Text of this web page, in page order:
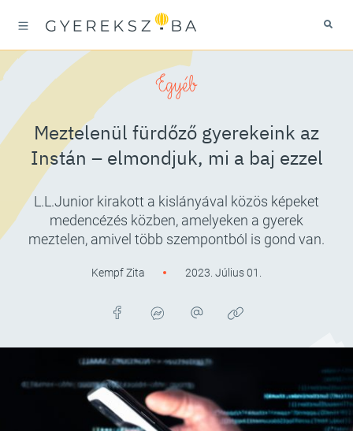
Egyéb
Meztelenül fürdőző gyerekeink az
Instán – elmondjuk, mi a baj ezzel
L.L.Junior kirakott a kislányával közös képeket
medencézés közben, amelyeken a gyerek
meztelen, amivel több szempontból is gond van.
Kempf Zita 2023. Július 01.